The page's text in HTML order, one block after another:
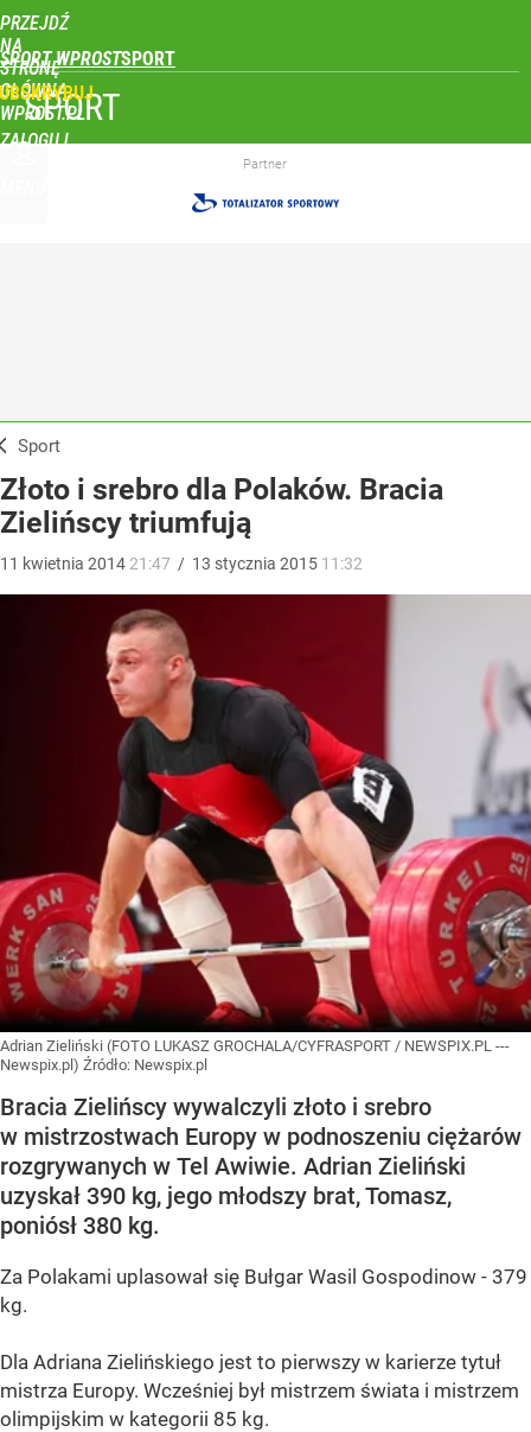
PRZEJDŹ
NA
STRONĘ
GŁÓWNĄ
WPROST.PL
SPORT WPROST
ZALOGUJ
SPORT
Partner
Sport
Złoto i srebro dla Polaków. Bracia
Zielińscy triumfują
11 kwietnia 2014 21:47 / 13 stycznia 2015 11:32
Adrian Zieliński (FOTO LUKASZ GROCHALA/CYFRASPORT / NEWSPIX.PL ---
Newspix.pl) Źródło: Newspix.pl
Bracia Zielińscy wywalczyli złoto i srebro
w mistrzostwach Europy w podnoszeniu ciężarów
rozgrywanych w Tel Awiwie. Adrian Zieliński
uzyskał 390 kg, jego młodszy brat, Tomasz,
poniósł 380 kg.
Za Polakami uplasował się Bułgar Wasil Gospodinow - 379
kg.
Dla Adriana Zielińskiego jest to pierwszy w karierze tytuł
mistrza Europy. Wcześniej był mistrzem świata i mistrzem
olimpijskim w kategorii 85 kg.